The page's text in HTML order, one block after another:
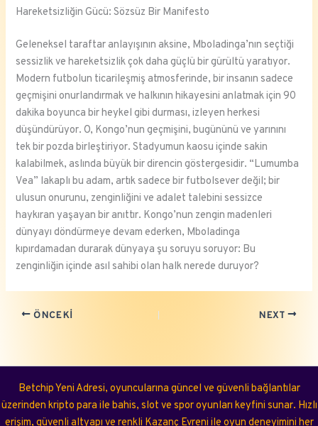
Hareketsizliğin Gücü: Sözsüz Bir Manifesto
Geleneksel taraftar anlayışının aksine, Mboladinga’nın seçtiği
sessizlik ve hareketsizlik çok daha güçlü bir gürültü yaratıyor.
Modern futbolun ticarileşmiş atmosferinde, bir insanın sadece
geçmişini onurlandırmak ve halkının hikayesini anlatmak için 90
dakika boyunca bir heykel gibi durması, izleyen herkesi
düşündürüyor. O, Kongo’nun geçmişini, bugününü ve yarınını
tek bir pozda birleştiriyor. Stadyumun kaosu içinde sakin
kalabilmek, aslında büyük bir direncin göstergesidir. “Lumumba
Vea” lakaplı bu adam, artık sadece bir futbolsever değil; bir
ulusun onurunu, zenginliğini ve adalet talebini sessizce
haykıran yaşayan bir anıttır. Kongo’nun zengin madenleri
dünyayı döndürmeye devam ederken, Mboladinga
kıpırdamadan durarak dünyaya şu soruyu soruyor: Bu
zenginliğin içinde asıl sahibi olan halk nerede duruyor?
ÖNCEKI NEXT
Betchip Yeni Adresi, oyuncularına güncel ve güvenli bağlantılar
üzerinden kripto para ile bahis, slot ve spor oyunları keyfini sunar. Hızlı
erişim, güvenli altyapı ve renkli Kazanç Evreni ile oyun deneyimini her